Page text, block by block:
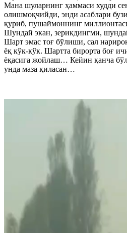
Мана шуларнинг ҳаммаси худди
олишмоқчийди, энди асаблари
қуриб, пушаймоннинг
Шундай экан, зерикдингми,
Шарт эмас тоғ бўлиши, сал
ёқ кўк-кўк. Шартта бирорта боғ
ёқасига жойлаш… Кейин қанча
унда маза қиласан…